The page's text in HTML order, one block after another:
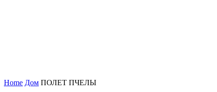
Home Дом ПОЛЕТ ПЧЕЛЫ